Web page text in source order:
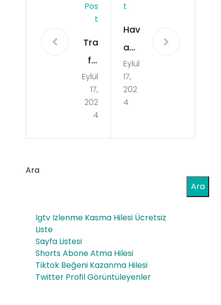
Pos
T
Tra
fik
Cez
ası
Ala
Ger
n
Huk
Eylül
17,
202
4
T
Hav
a
So
ğut
mal
Chil
Ene
rji
Eylül
17,
202
4
Ara
Ara
Igtv Izlenme Kasma Hilesi Ücretsiz
Liste
Sayfa Listesi
Shorts Abone Atma Hilesi
Tiktok Beğeni Kazanma Hilesi
Twitter Profil Görüntüleyenler